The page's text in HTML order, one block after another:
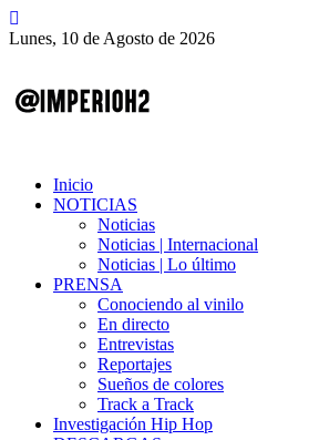
Lunes, 10 de Agosto de 2026
Inicio
NOTICIAS
Noticias
Noticias | Internacional
Noticias | Lo último
PRENSA
Conociendo al vinilo
En directo
Entrevistas
Reportajes
Sueños de colores
Track a Track
Investigación Hip Hop